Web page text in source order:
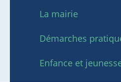
La mairie
Démarches
Enfance et